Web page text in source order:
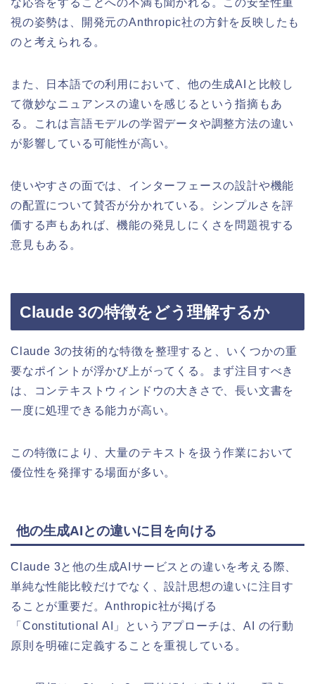
な応答をすることへの不満も聞かれる。この安全性重
視の姿勢は、開発元のAnthropic社の方針を反映したも
のと考えられる。
また、日本語での利用において、他の生成AIと比較し
て微妙なニュアンスの違いを感じるという指摘もあ
る。これは言語モデルの学習データや調整方法の違い
が影響している可能性が高い。
使いやすさの面では、インターフェースの設計や機能
の配置について賛否が分かれている。シンプルさを評
価する声もあれば、機能の発見しにくさを問題視する
意見もある。
Claude 3の特徴をどう理解するか
Claude 3の技術的な特徴を整理すると、いくつかの重
要なポイントが浮かび上がってくる。まず注目すべき
は、コンテキストウィンドウの大きさで、長い文書を
一度に処理できる能力が高い。
この特徴により、大量のテキストを扱う作業において
優位性を発揮する場面が多い。
他の生成AIとの違いに目を向ける
Claude 3と他の生成AIサービスとの違いを考える際、
単純な性能比較だけでなく、設計思想の違いに注目す
ることが重要だ。Anthropic社が掲げる
「Constitutional AI」というアプローチは、AI の行動
原則を明確に定義することを重視している。